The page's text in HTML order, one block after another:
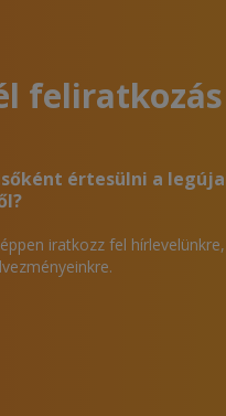
feliratkozás
értesülni a
iratkozz fel